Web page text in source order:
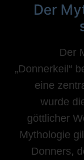
Der
Der
„Donnerkeil“
eine
wurde
göttlicher
Mythologie
Donners,